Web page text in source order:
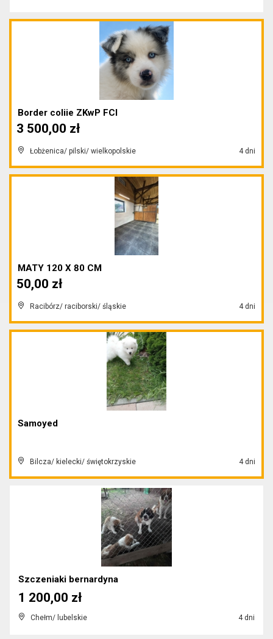
Border coliie ZKwP FCI
Łobżenica/ pilski/ wielkopolskie 4 dni
3 500,00 zł
MATY 120 X 80 CM
Racibórz/ raciborski/ śląskie 4 dni
50,00 zł
Samoyed
Bilcza/ kielecki/ świętokrzyskie 4 dni
Szczeniaki bernardyna
Chełm/ lubelskie 4 dni
1 200,00 zł